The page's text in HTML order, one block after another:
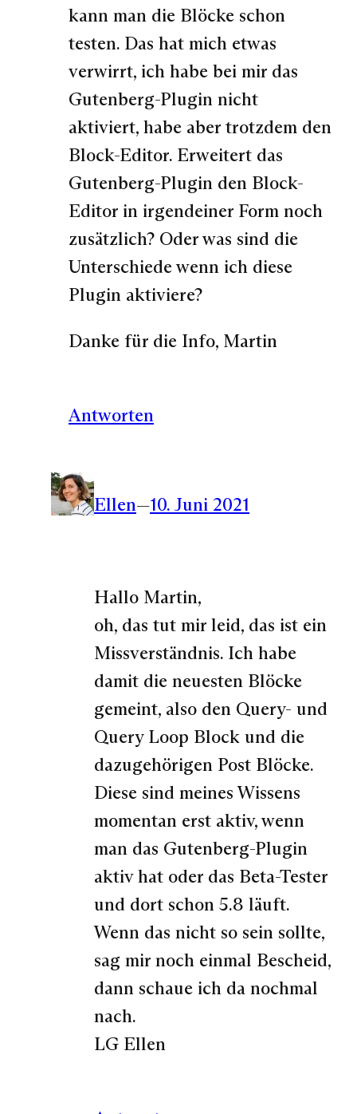
kann man die Blöcke schon
testen. Das hat mich etwas
verwirrt, ich habe bei mir das
Gutenberg-Plugin nicht
aktiviert, habe aber trotzdem den
Block-Editor. Erweitert das
Gutenberg-Plugin den Block-
Editor in irgendeiner Form noch
zusätzlich? Oder was sind die
Unterschiede wenn ich diese
Plugin aktiviere?
Danke für die Info, Martin
Antworten
Ellen—10. Juni 2021
Hallo Martin,
oh, das tut mir leid, das ist ein
Missverständnis. Ich habe
damit die neuesten Blöcke
gemeint, also den Query- und
Query Loop Block und die
dazugehörigen Post Blöcke.
Diese sind meines Wissens
momentan erst aktiv, wenn
man das Gutenberg-Plugin
aktiv hat oder das Beta-Tester
und dort schon 5.8 läuft.
Wenn das nicht so sein sollte,
sag mir noch einmal Bescheid,
dann schaue ich da nochmal
nach.
LG Ellen